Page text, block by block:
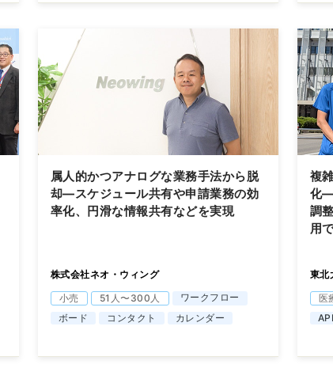
属人的かつアナログな業務手法から脱
却―スケジュール共有や申請業務の効
率化、円滑な情報共有などを実現
株式会社ネオ・ウィング
小売
51人〜300人
ワークフロー
ボード
コンタクト カレンダー
複
化
調
用
東北
医
API